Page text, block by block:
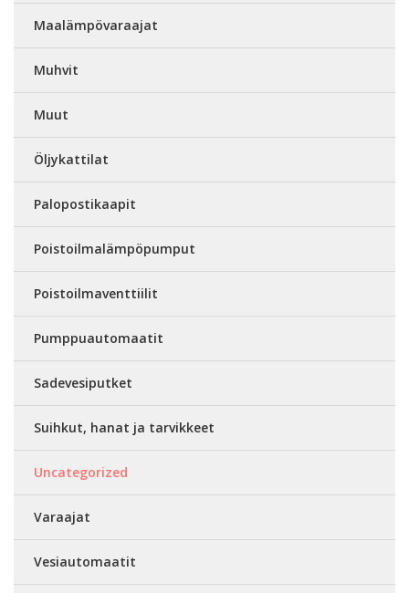
Maalämpövaraajat
Muhvit
Muut
Öljykattilat
Palopostikaapit
Poistoilmalämpöpumput
Poistoilmaventtiilit
Pumppuautomaatit
Sadevesiputket
Suihkut, hanat ja tarvikkeet
Uncategorized
Varaajat
Vesiautomaatit